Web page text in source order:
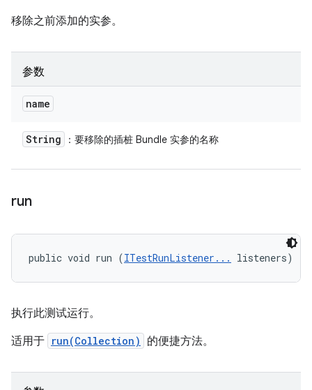
移除之前添加的实参。
参数
name
String ：要移除的插桩 Bundle 实参的名称
run
public void run (ITestRunListener... listeners)
执行此测试运行。
适用于 run(Collection) 的便捷方法。